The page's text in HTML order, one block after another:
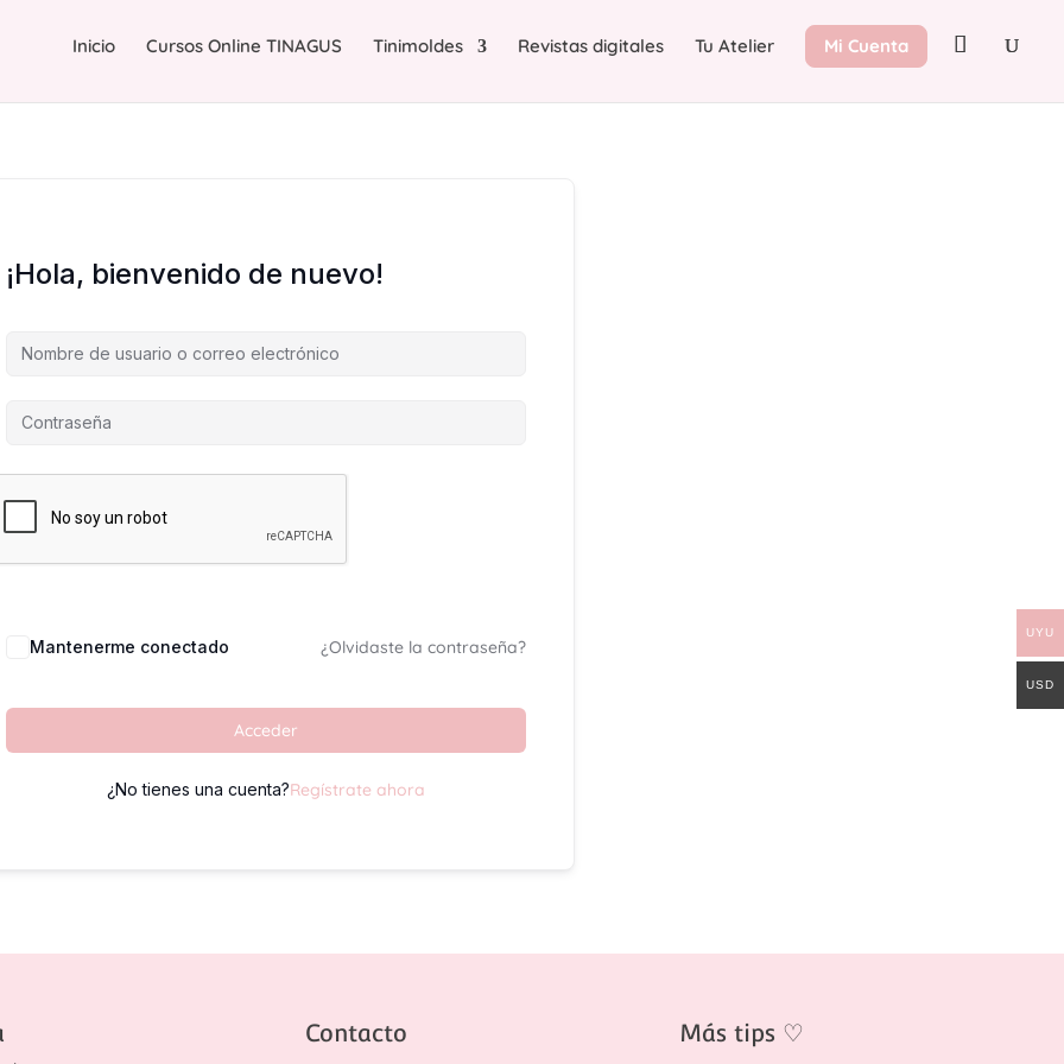
Inicio Cursos Online TINAGUS Tinimoldes Revistas digitales Tu Atelier Mi Cuenta
¡Hola, bienvenido de nuevo!
Mantenerme conectado ¿Olvidaste la contraseña?
Acceder
¿No tienes una cuenta?Regístrate ahora
Contacto Más tips ♡
UYU
USD